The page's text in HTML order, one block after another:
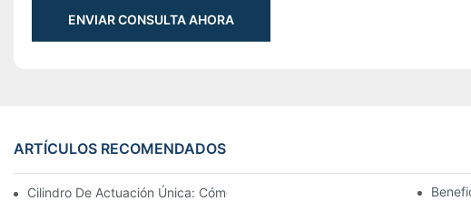
ENVIAR CONSULTA AHORA
ARTÍCULOS RECOMENDADOS
Cilindro De Actuación Única: Cómo Funciona & Aplicaciones Comunes